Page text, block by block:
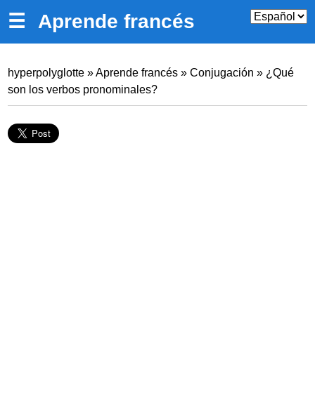
☰ Aprende francés
hyperpolyglotte »Aprende francés »Conjugación » ¿Qué
son los verbos pronominales?